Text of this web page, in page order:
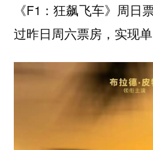
《F1：狂飙飞车》周日
过昨日周六票房，实现单